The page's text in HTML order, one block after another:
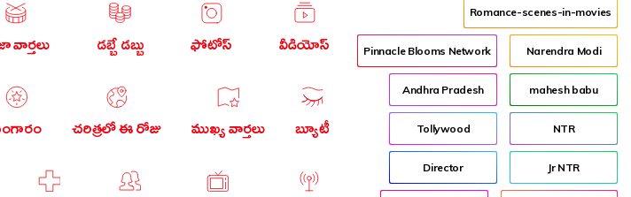
డబ్బే డబ్బు ఫోటోస్ వీడియోస్
చరిత్రలో ఈ రోజు ముఖ్య వార్తలు బ్యూటీ
Romance-scenes-in-movies
Pinnacle Blooms Network Narendra Modi
Andhra Pradesh mahesh babu
Tollywood NTR
Director Jr NTR